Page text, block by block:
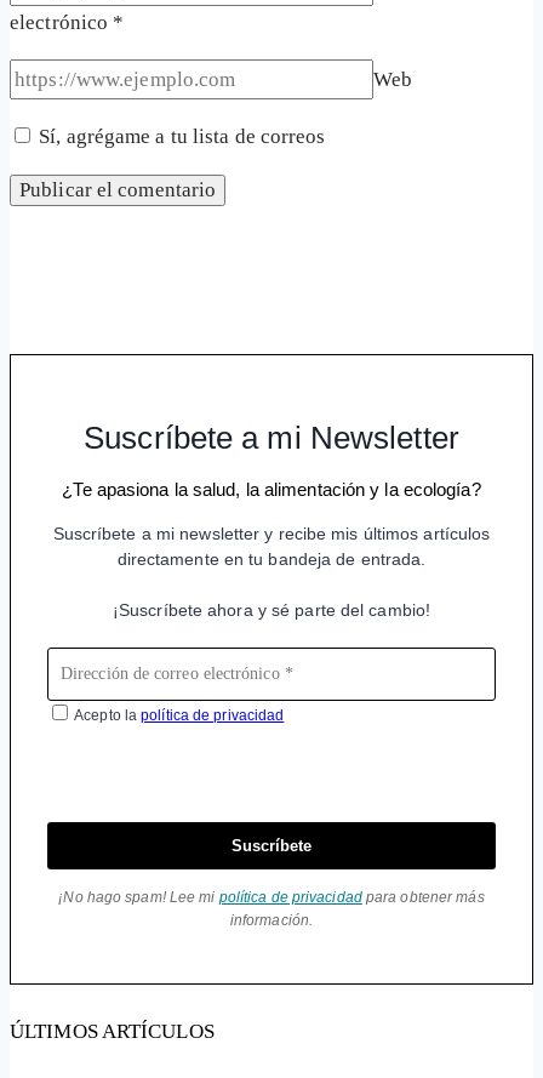
electrónico *
Web
Sí, agrégame a tu lista de correos
Suscríbete a mi Newsletter
¿Te apasiona la salud, la alimentación y la ecología?
Suscríbete a mi newsletter y recibe mis últimos artículos
directamente en tu bandeja de entrada.
¡Suscríbete ahora y sé parte del cambio!
Acepto lapolítica de privacidad
Suscríbete
¡No hago spam! Lee mi política de privacidadpara obtener más
información.
ÚLTIMOS ARTÍCULOS